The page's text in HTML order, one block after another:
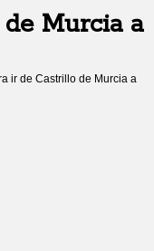
Murciaa
ir deCastrillo de Murcia a